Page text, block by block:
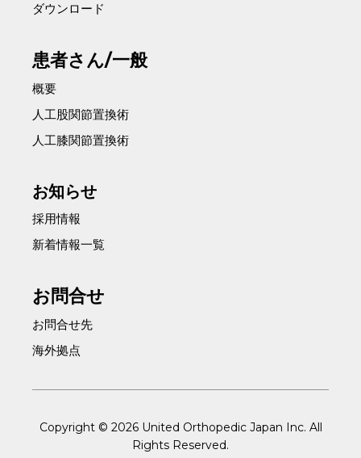
ダウンロード
患者さん/一般
概要
人工股関節置換術
人工膝関節置換術
お知らせ
採用情報
新着情報一覧
お問合せ
お問合せ先
海外拠点
Copyright © 2026 United Orthopedic Japan Inc. All
Rights Reserved.